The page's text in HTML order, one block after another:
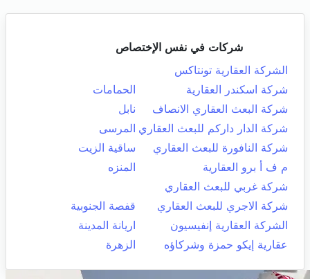
شركات في نفس الإختصاص
الشركة العقارية تونتاكس
شركة اسكندر العقارية
الحمامات
شركة البعث العقاري الانصاف
نابل
شركة الدار داركم للبعث العقاري المرسى
شركة النافورة للبعث العقاري
ساقية الزيت
م ف أ برو العقارية
المنزه
شركة غربي للبعث العقاري
شركة الاجري للبعث العقاري
قفصة الجنوبية
الشركة العقارية إنفيسيون
اريانة المدينة
عقارية إيكو حمزة وشركاؤه
الزهرة